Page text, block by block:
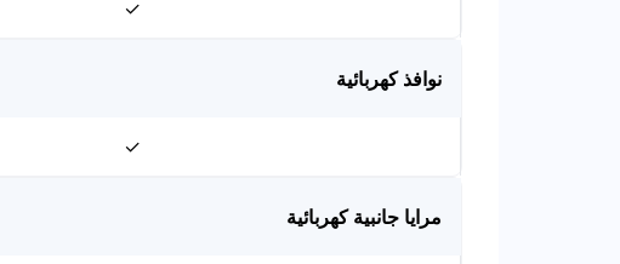
✓
نوافذ كهربائية
✓
مرايا جانبية كهربائية